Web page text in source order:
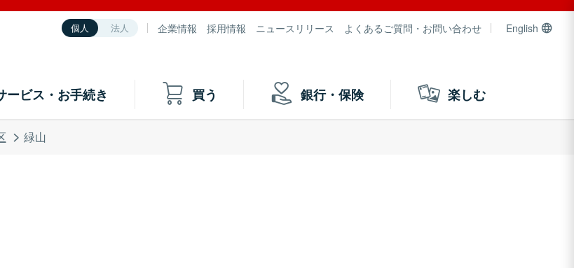
個人 法人 企業情報 採用情報 ニュースリリース よくあるご質問・お問い合わせ English
ービス・お手続き 買う 銀行・保険 楽しむ
緑山